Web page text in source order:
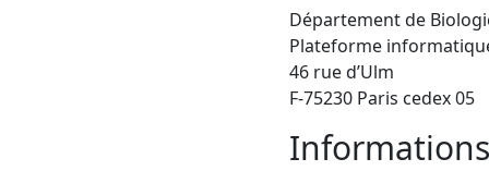
Département de
Plateforme
46 rue d’Ulm
F-75230 Paris cedex 05